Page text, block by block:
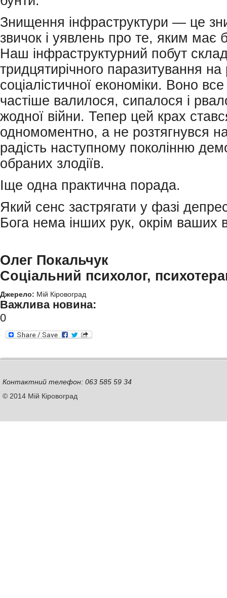
Знищення інфраструктури — це
звичок і уявлень про те, яким має
Наш інфраструктурний побут
тридцятирічного паразитування
соціалістичної економіки. Воно
частіше валилося, сипалося і
жодної війни. Тепер цей крах
одномоментно, а не розтягнувся
радість наступному поколінню
обраних злодіїв.
Іще одна практична порада.
Який сенс застрягати у фазі
Бога нема інших рук, окрім ваших
Олег Покальчук
Соціальний психолог,
Джерело: Мій Кіровоград
Важлива новина:
0
Контактний телефон: 063 585 59 34
© 2014 Мій Кіровоград